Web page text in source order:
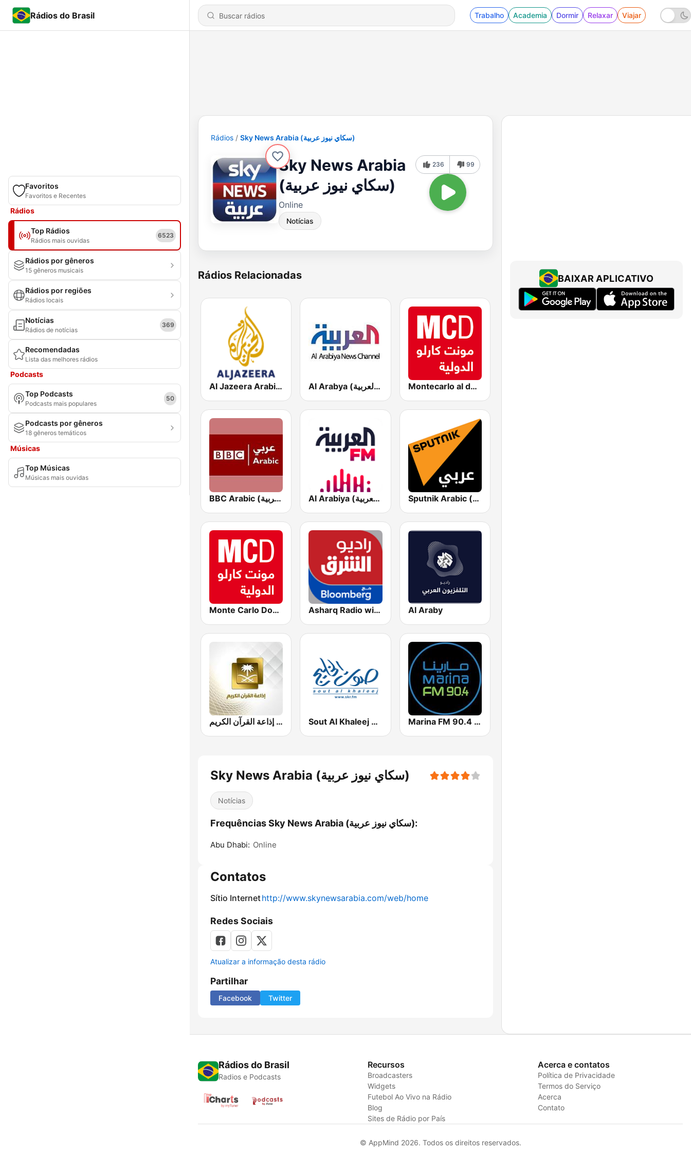
Rádios do Brasil Trabalho Academia Dormir Relaxar Viajar
Favoritos
Favoritos e Recentes
Rádios
Top Rádios
Rádios mais ouvidas
6523
Rádios por gêneros
15 gêneros musicais
Rádios por regiões
Rádios locais
Notícias
Rádios de notícias
369
Recomendadas
Lista das melhores rádios
Podcasts
Top Podcasts
Podcasts mais populares
50
Podcasts por gêneros
18 gêneros temáticos
Músicas
Top Músicas
Músicas mais ouvidas
Rádios Sky News Arabia (سكاي نيوز عربية)
Sky News Arabia
(سكاي نيوز عربية)
Online
Notícias
236 99
Rádios Relacionadas
Al Jazeera Arabic (قناة الجزيرة) Al Arabya (العربية FM) Montecarlo al doualiya (مونت كارلو الدولية)
BBC Arabic (إذاعة بي بي سي العربية) Al Arabiya (العربية FM) Sputnik Arabic (عربي)
Monte Carlo Doualiya Asharq Radio with Bloomberg Al Araby
إذاعة القرآن الكريم - Holy Quran Radio Sout Al Khaleej FM صوت الخليج Marina FM 90.4 (مارينا)
Sky News Arabia (سكاي نيوز عربية)
Notícias
Frequências Sky News Arabia (سكاي نيوز عربية):
Abu Dhabi: Online
Contatos
Sítio Internethttp://www.skynewsarabia.com/web/home
Redes Sociais
Atualizar a informação desta rádio
Partilhar
Facebook Twitter
BAIXAR APLICATIVO
Rádios do Brasil
Radios e Podcasts
Recursos
Broadcasters
Widgets
Futebol Ao Vivo na Rádio
Blog
Sites de Rádio por País
Acerca e contatos
Política de Privacidade
Termos do Serviço
Acerca
Contato
© AppMind 2026. Todos os direitos reservados.